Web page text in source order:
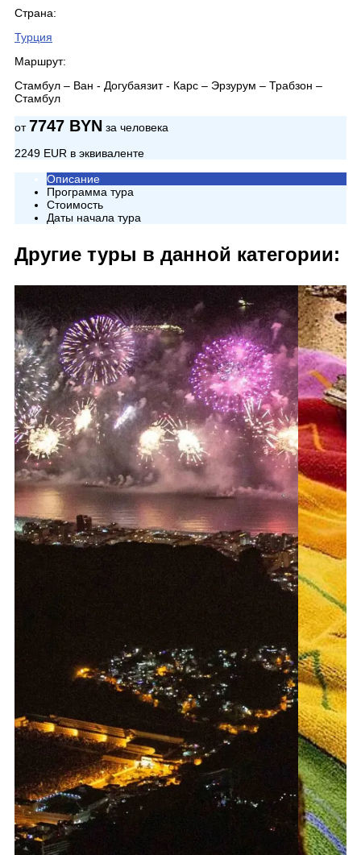
Страна:
Турция
Маршрут:
Стамбул – Ван - Догубаязит - Карс – Эрзурум – Трабзон –
Стамбул
от7747 BYN за человека
2249 EUR в эквиваленте
Описание
Программа тура
Стоимость
Даты начала тура
Другие туры в данной категории: